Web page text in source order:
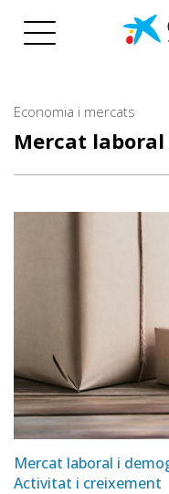
Economia i mercats
Mercat
Mercat laboral i
Activitat i creixement